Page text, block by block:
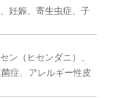
妊娠、寄生虫症、子
ン（ヒセンダニ）、
症、アレルギー性皮